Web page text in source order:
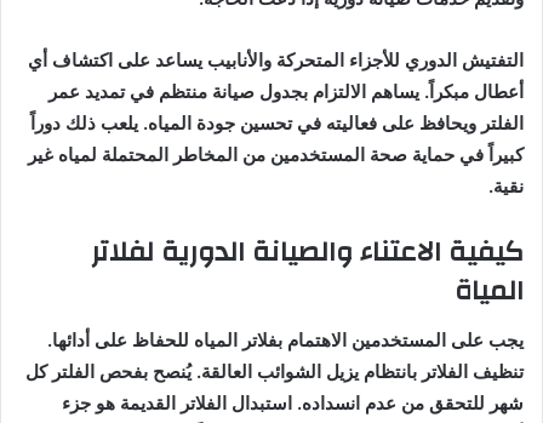
التفتيش الدوري للأجزاء المتحركة والأنابيب يساعد على اكتشاف أي
أعطال مبكراً. يساهم الالتزام بجدول صيانة منتظم في تمديد عمر
الفلتر ويحافظ على فعاليته في تحسين جودة المياه. يلعب ذلك دوراً
كبيراً في حماية صحة المستخدمين من المخاطر المحتملة لمياه غير
نقية.
كيفية الاعتناء والصيانة الدورية لفلاتر
المياة
يجب على المستخدمين الاهتمام بفلاتر المياه للحفاظ على أدائها.
تنظيف الفلاتر بانتظام يزيل الشوائب العالقة. يُنصح بفحص الفلتر كل
شهر للتحقق من عدم انسداده. استبدال الفلاتر القديمة هو جزء